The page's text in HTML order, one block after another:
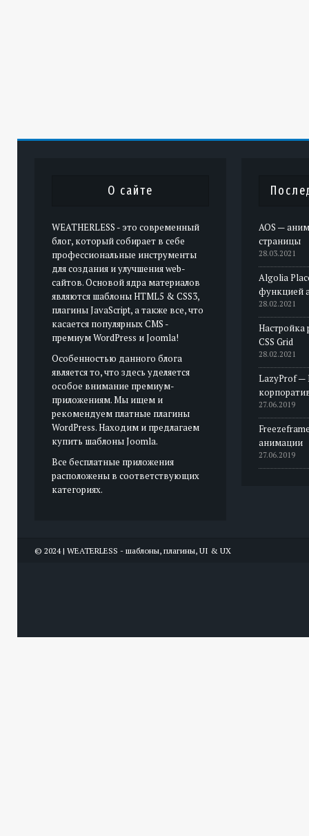
О сайте
WEATHERLESS - это современный
блог, который собирает в себе
профессиональные инструменты
для создания и улучшения web-
сайтов. Основой ядра материалов
являются шаблоны HTML5 & CSS3,
плагины JavaScript, а также все, что
касается популярных CMS -
премиум WordPress и Joomla!
Особенностью данного блога
является то, что здесь уделяется
особое внимание премиум-
приложениям. Мы ищем и
рекомендуем платные плагины
WordPress. Находим и предлагаем
купить шаблоны Joomla.
Все бесплатные приложения
расположены в соответствующих
категориях.
AOS —
страницы
28.03.2021
Algolia
функцией
28.02.2021
Настройка
CSS Grid
28.02.2021
LazyProf —
27.06.2019
анимации
27.06.2019
© 2024 | WEATERLESS - шаблоны, плагины, UI & UX